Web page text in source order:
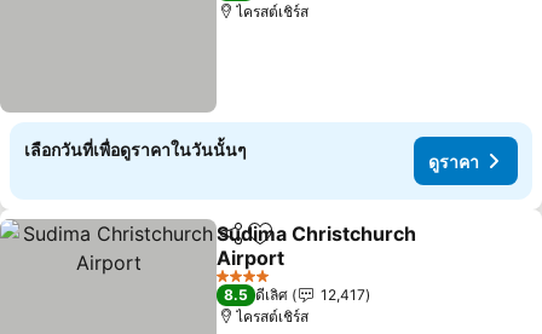
ไครสต์เชิร์ส
เลือกวันที่เพื่อดูราคาในวันนั้นๆ
ดูราคา
แชร์ เพิ่มในรายการโปรด
Sudima Christchurch
Airport
ดูราคา
4 ดาว
8.5 ดีเลิศ
12,417
ไครสต์เชิร์ส